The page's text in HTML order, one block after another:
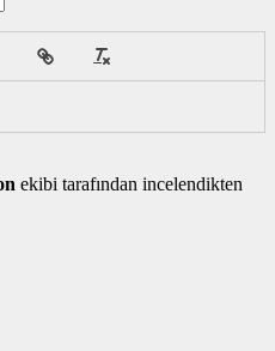
ekibi tarafından incelendikten